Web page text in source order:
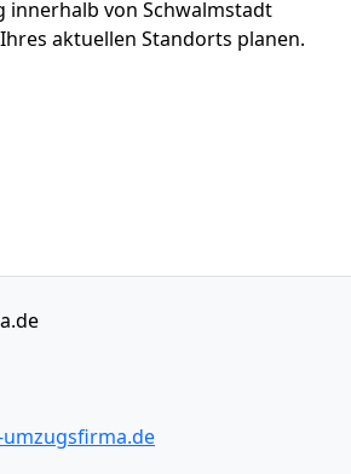
innerhalb von Schwalmstadt
aktuellen Standorts planen.